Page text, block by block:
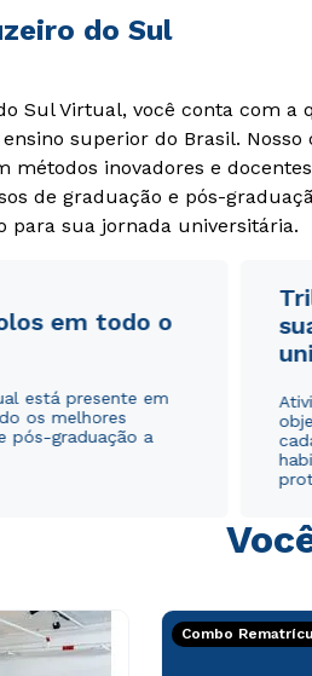
do Sul
Sul Virtual, você conta com
superior do Brasil.
métodos inovadores e
de graduação e pós-
para sua jornada universitária.
em todo o
está presente em
os melhores
pós-graduação a
Combo